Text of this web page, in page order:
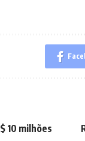
10 milhões